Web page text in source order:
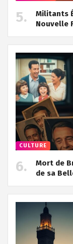
Militants
Nouvelle
CULTURE
Mort de
de sa